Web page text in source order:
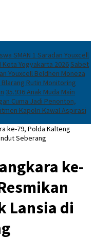
SMAN 1 Saradan Youxcell
Kota Yogyakarta 2026Sabet
Youxcell Beldhen Moneza
Rutin Monitoring
35.936 Anak Muda Main
Cuma Jadi Penonton,
Kapolri Kawal Aspirasi
ke-79, Polda Kalteng
Seberang
ke-
Lansia di